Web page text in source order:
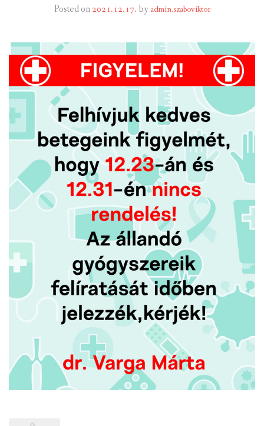
INFORMÁCIÓK
GALÉRIA
KAPCSOLAT
LETÖLTHETŐ NYOMTATVÁNYOK
VÁLASZTÁS 2026
TELEPÜLÉSIKÉPVISELŐI VAGYONNYILATKOZATOK – 2026.
ÉV
ROMA NEMZETISÉGI ÖNKORMÁNYZATI KÉPVISELŐK
VAGYONNYILATKOZATA – 2026. ÉV
Posted on2021.12.17.by admin.szaboviktor